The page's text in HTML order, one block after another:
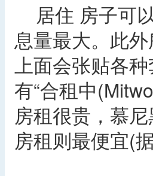
居住 房子可
息量最大。此
上面会张贴各
有“合租中
房租很贵，慕
房租则最便宜(